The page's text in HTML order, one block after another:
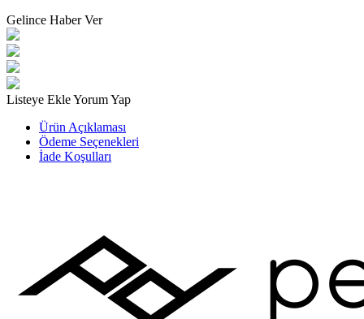
Gelince Haber Ver
Listeye EkleYorum Yap
Ürün Açıklaması
Ödeme Seçenekleri
İade Koşulları